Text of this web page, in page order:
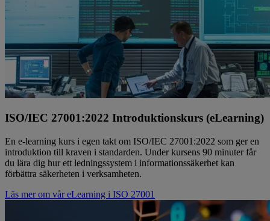
ISO/IEC 27001:2022 Introduktionskurs (eLearning)
En e-learning kurs i egen takt om ISO/IEC 27001:2022 som ger en
introduktion till kraven i standarden. Under kursens 90 minuter får
du lära dig hur ett ledningssystem i informationssäkerhet kan
förbättra säkerheten i verksamheten.
Läs mer om vår eLearning i ISO 27001